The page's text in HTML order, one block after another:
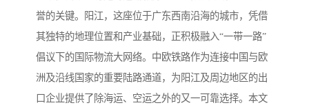
誉的关键。阳江，这座位于广东西南沿海的城市，凭借
其独特的地理位置和产业基础，正积极融入“一带一路”
倡议下的国际物流大网络。中欧铁路作为连接中国与欧
洲及沿线国家的重要陆路通道，为阳江及周边地区的出
口企业提供了除海运、空运之外的又一可靠选择。本文